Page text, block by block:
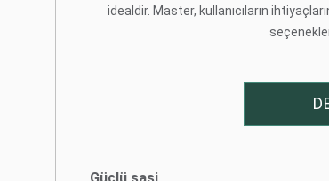
idealdir. Master, kullanıcıların